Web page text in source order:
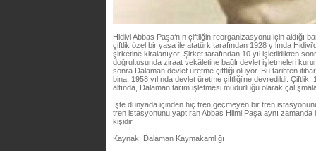
Hidivi Abbas Paşa‘nın çiftliğin reorganizasyonu için aldığı
çiftlik özel bir yasa ile atatürk tarafından 1928 yılında
şirketine kiralanıyor. Şirket tarafından 10 yıl işletildikten
doğrultusunda ziraat vekâletine bağlı devlet işletmeleri
sonra Dalaman devlet üretme çiftliği oluyor. Bu tarihten
bina, 1958 yılında devlet üretme çiftliği’ne devredildi. Çiftlik,
altında, Dalaman tarım işletmesi müdürlüğü olarak
İşte dünyada içinden hiç tren geçmeyen bir tren
tren istasyonunu yaptıran Abbas Hilmi Paşa aynı zamanda
kişidir.
Kaynak: Dalaman Kaymakamlığı